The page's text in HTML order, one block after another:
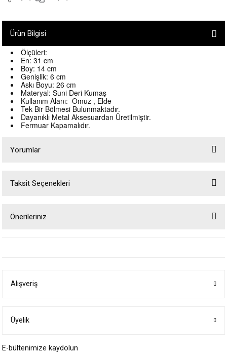
Ürün Bilgisi
Ölçüleri:
En: 31 cm
Boy: 14 cm
Genişlik: 6 cm
Askı Boyu: 26 cm
Materyal: Suni Deri Kumaş
Kullanım Alanı: Omuz , Elde
Tek Bir Bölmesi Bulunmaktadır.
Dayanıklı Metal Aksesuardan Üretilmiştir.
Fermuar Kapamalıdır.
Yorumlar
Taksit Seçenekleri
Önerileriniz
Ürün bilgilerinde hatalar bulunuyor.
Bu ürüne benzer farklı alternatifler olmalı.
Alışveriş
Üyelik
E-bültenimize kaydolun